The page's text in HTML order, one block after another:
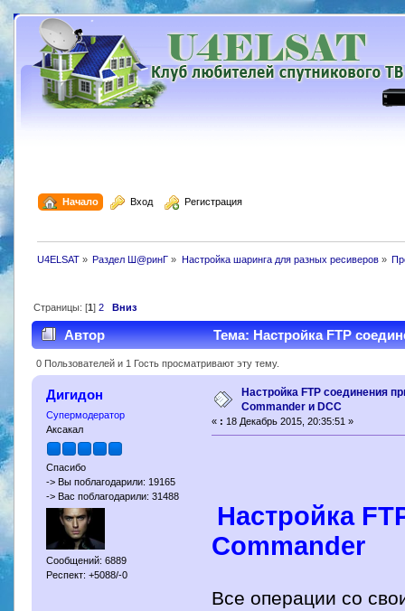
Начало Вход Регистрация
U4ELSAT» Раздел Ш@ринГ » Настройка шаринга для разных ресиверов»
Страницы: [1] 2 Вниз
Автор Тема: Настройка FTP
0 Пользователей и 1 Гость просматривают эту тему.
Дигидон
Супермодератор
Аксакал
Спасибо
-> Вы поблагодарили: 19165
-> Вас поблагодарили: 31488
Сообщений: 6889
Респект: +5088/-0
Настройка FTP соединения
Commander и DCC
« : 18 Декабрь 2015, 20:35:51 »
Настройка
Commander
Все операции со